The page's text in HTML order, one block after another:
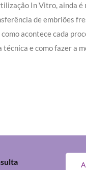
In Vitro, ainda é
de embriões
acontece cada
técnica e como fazer a